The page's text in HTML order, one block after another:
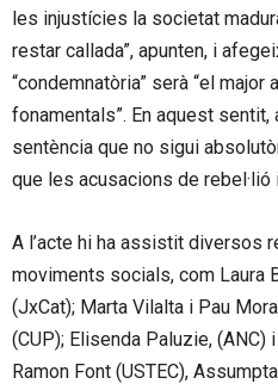
les injustícies la societat
restar callada”, apunten, i
“condemnatòria” serà “el major
fonamentals”. En aquest
sentència que no sigui
que les acusacions de rebel·lió
A l’acte hi ha assistit diversos
moviments socials, com Laura
(JxCat); Marta Vilalta i Pau
(CUP); Elisenda Paluzie, (ANC)
Ramon Font (USTEC),